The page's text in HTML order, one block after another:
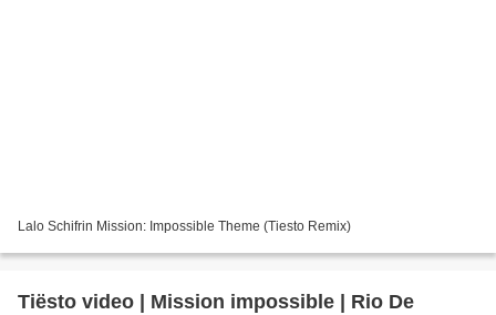
Lalo Schifrin Mission: Impossible Theme (Tiesto Remix)
Tiësto video | Mission impossible | Rio De